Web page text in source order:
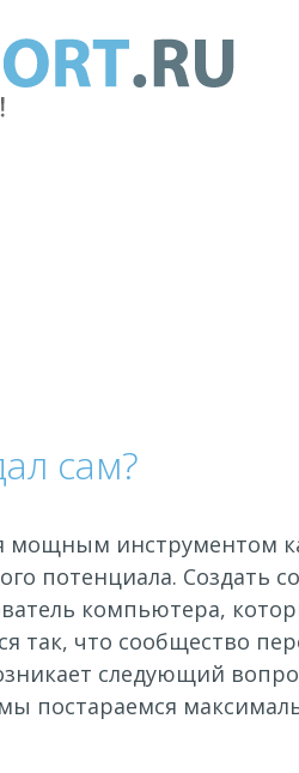
сам?
мощным инструментом
потенциала. Создать
компьютера,
так, что сообщество
следующий
постараемся